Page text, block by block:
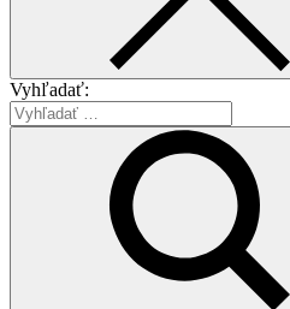
Vyhľadať: